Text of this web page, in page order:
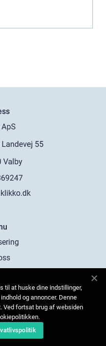
oss
til at huske dine indstillinger,
og annoncer. Denne
Ved fortsat brug af websiden